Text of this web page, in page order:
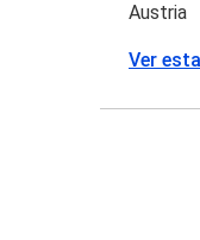
Austria
Ver